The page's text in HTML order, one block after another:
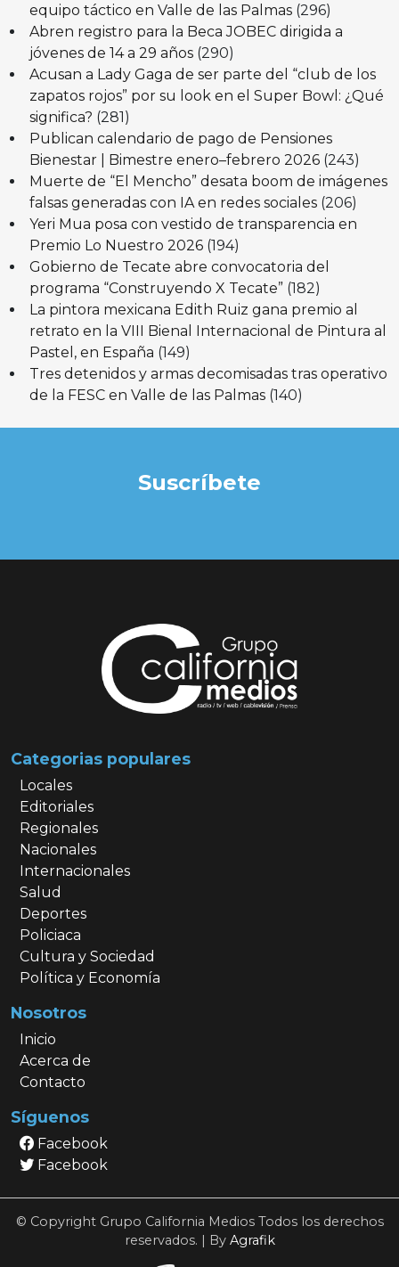
equipo táctico en Valle de las Palmas (296)
Abren registro para la Beca JOBEC dirigida a
jóvenes de 14 a 29 años (290)
Acusan a Lady Gaga de ser parte del “club de los
zapatos rojos” por su look en el Super Bowl: ¿Qué
significa? (281)
Publican calendario de pago de Pensiones
Bienestar | Bimestre enero–febrero 2026 (243)
Muerte de “El Mencho” desata boom de imágenes
falsas generadas con IA en redes sociales (206)
Yeri Mua posa con vestido de transparencia en
Premio Lo Nuestro 2026 (194)
Gobierno de Tecate abre convocatoria del
programa “Construyendo X Tecate” (182)
La pintora mexicana Edith Ruiz gana premio al
retrato en la VIII Bienal Internacional de Pintura al
Pastel, en España (149)
Tres detenidos y armas decomisadas tras operativo
de la FESC en Valle de las Palmas (140)
Suscríbete
Categorias populares
Locales
Editoriales
Regionales
Nacionales
Internacionales
Salud
Deportes
Policiaca
Cultura y Sociedad
Política y Economía
Nosotros
Inicio
Acerca de
Contacto
Síguenos
Facebook
Facebook
© Copyright Grupo California Medios Todos los derechos
reservados. | By Agrafik